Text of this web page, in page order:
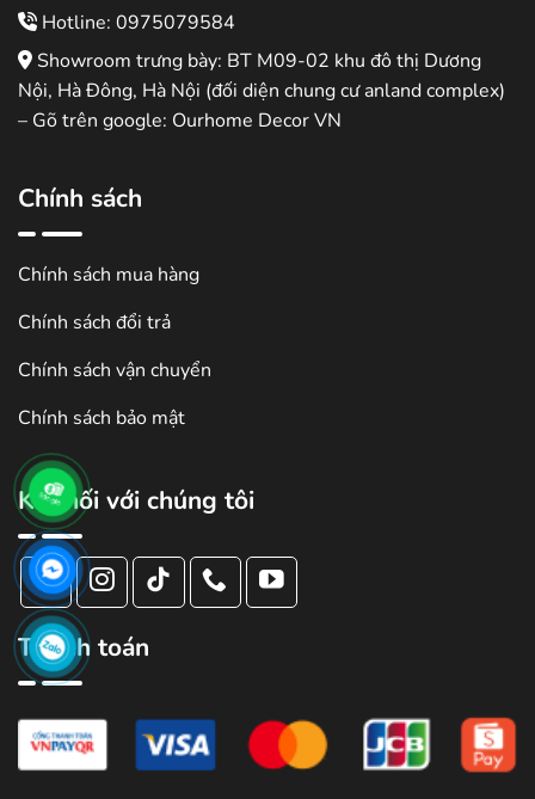
Hotline: 0975079584
Showroom trưng bày: BT M09-02 khu đô thị Dương
Nội, Hà Đông, Hà Nội (đối diện chung cư anland complex)
– Gõ trên google: Ourhome Decor VN
Chính sách
Chính sách mua hàng
Chính sách đổi trả
Chính sách vận chuyển
Chính sách bảo mật
Kết nối với chúng tôi
Thanh toán